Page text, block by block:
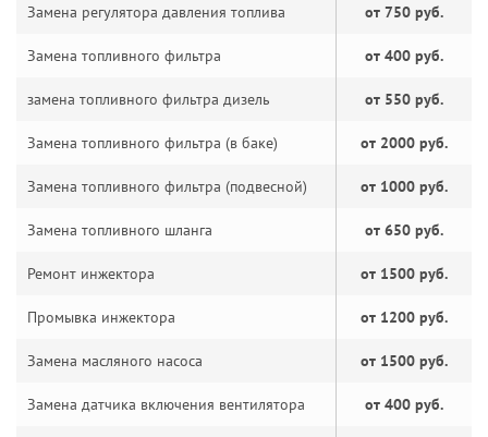
Замена регулятора давления топлива от 750 руб.
Замена топливного фильтра от 400 руб.
замена топливного фильтра дизель от 550 руб.
Замена топливного фильтра (в баке) от 2000 руб.
Замена топливного фильтра (подвесной) от 1000 руб.
Замена топливного шланга от 650 руб.
Ремонт инжектора от 1500 руб.
Промывка инжектора от 1200 руб.
Замена масляного насоса от 1500 руб.
Замена датчика включения вентилятора от 400 руб.